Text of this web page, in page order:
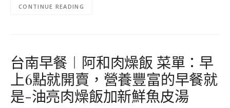
CONTINUE READING
台南早餐︱阿和肉燥飯 菜單：早
上6點就開賣，營養豐富的早餐就
是-油亮肉燥飯加新鮮魚皮湯